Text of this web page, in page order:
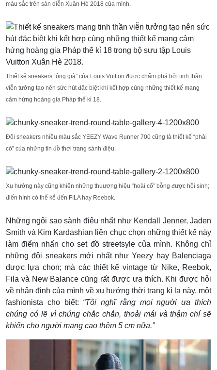
màu sắc trên sàn diễn Xuân Hè 2018 của mình.
Thiết kế sneakers “ông già” của Louis Vuitton được chấm phá bởi tinh thần
viễn tưởng tạo nên sức hút đặc biệt khi kết hợp cùng những thiết kế mang
cảm hứng hoàng gia Pháp thế kỉ 18.
Đôi sneakers nhiều màu sắc YEEZY Wave Runner 700 cũng là thiết kế “phải
có” của những tín đồ thời trang sành điệu.
Xu hướng này cũng khiến những thuương hiệu “hoài cổ” bỗng được hồi sinh;
điển hình có thể kể đến FILA hay Reebok.
Những ngôi sao sành điệu nhất như Kendall Jenner, Jaden
Smith và Kim Kardashian liên chục chọn những thiết kế này
làm điểm nhấn cho set đồ streetsyle của mình. Không chỉ
những đôi sneakers mới nhất như Yeezy hay Balenciaga
được lựa chọn; mà các thiết kế vintage từ Nike, Reebok,
Fila và New Balance cũng rất được ưa thích. Khi được hỏi
về nhận định của mình về xu hướng thời trang kì lạ này, một
fashionista cho biết: “Tôi nghĩ rằng mọi người ưa thích
chúng có lẽ vì chúng chắc chắn, thoải mái và thậm chí sẽ
khiến cho người mang cao thêm 5 cm nữa.”